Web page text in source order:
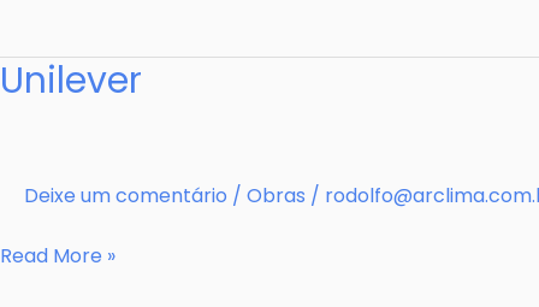
Unilever
Deixe um comentário / Obras /
Unilever
Read More »